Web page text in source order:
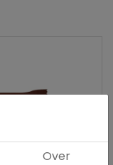
Over